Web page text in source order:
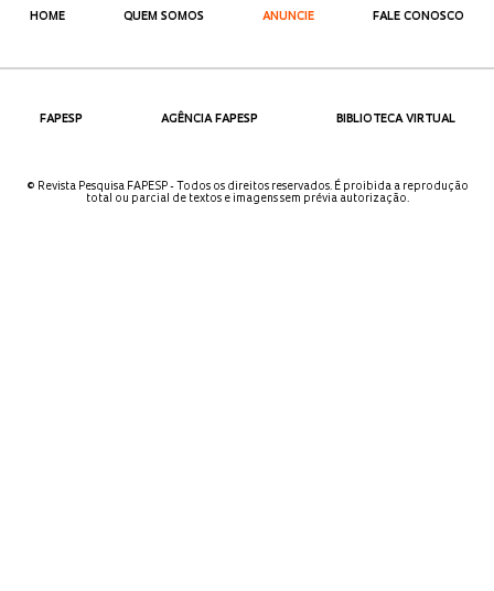
HOME QUEM SOMOS ANUNCIE FALE CONOSCO
FAPESP AGÊNCIA FAPESP BIBLIOTECA VIRTUAL
© Revista Pesquisa FAPESP - Todos os direitos reservados. É proibida a reprodução
total ou parcial de textos e imagens sem prévia autorização.